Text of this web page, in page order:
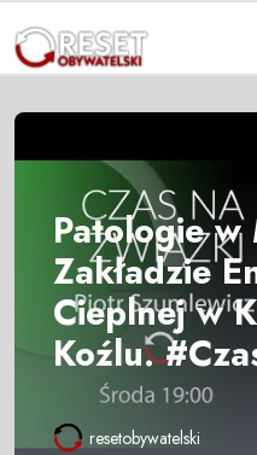
Patologie w
Zakładzie
Cieplnej w
Koźlu.
resetobywatelski